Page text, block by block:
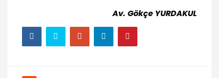
Av. Gökçe YURDAKUL